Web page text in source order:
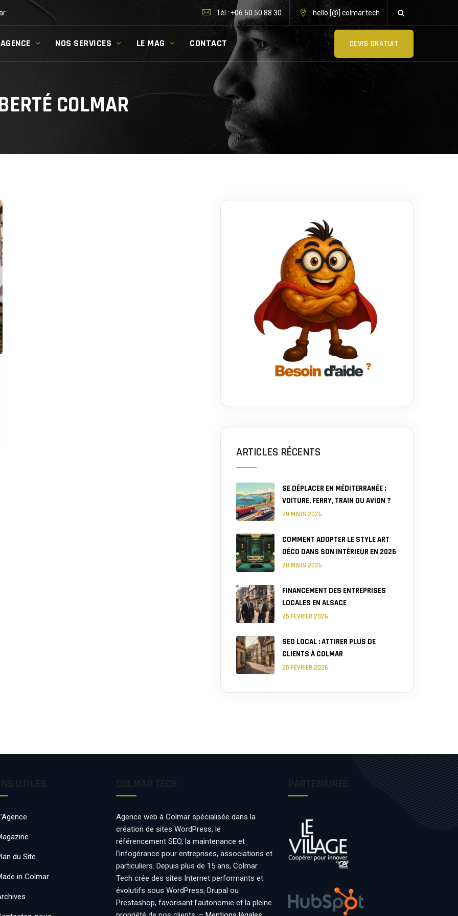
Tél : +06 50 50 88 30 hello [@] colmar.tech
NOS SERVICES LE MAG CONTACT DEVIS GRATUIT
COLMAR
ARTICLES RÉCENTS
SE DÉPLACER EN MÉDITERRANÉE :
VOITURE, FERRY, TRAIN OU AVION ?
29 MARS 2026
COMMENT ADOPTER LE STYLE ART
DÉCO DANS SON INTÉRIEUR EN 2026
28 MARS 2026
FINANCEMENT DES ENTREPRISES
LOCALES EN ALSACE
25 FÉVRIER 2026
SEO LOCAL : ATTIRER PLUS DE
CLIENTS À COLMAR
25 FÉVRIER 2026
du Site
in Colmar
Agence web à Colmar spécialisée dans la
création de sites WordPress, le
référencement SEO, la maintenance et
l’infogérance pour entreprises, associations et
particuliers. Depuis plus de 15 ans, Colmar
Tech crée des sites Internet performants et
évolutifs sous WordPress, Drupal ou
Prestashop, favorisant l’autonomie et la pleine